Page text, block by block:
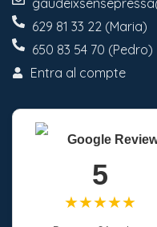
629 81 33 22 (Maria)
650 83 54 70 (Pedro)
Entra al compte
Google
5
★★★★★